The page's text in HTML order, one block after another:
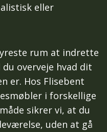
eller
rum at indrette
overveje hvad dit
er. Hos Flisebent
i forskellige
sikrer vi, at du
uden at gå